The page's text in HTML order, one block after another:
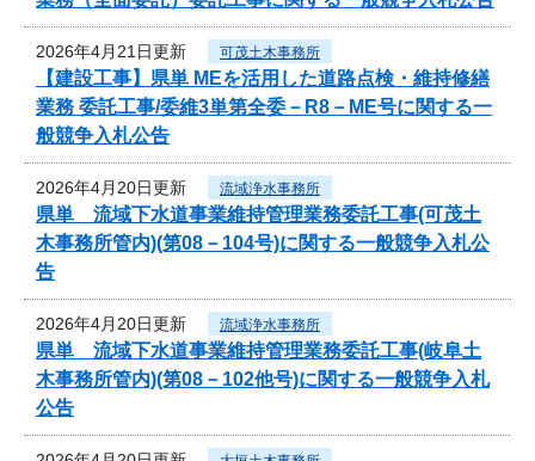
2026年4月21日更新 可茂土木事務所
【建設工事】県単 MEを活用した道路点検・維持修繕
業務 委託工事/委維3単第全委－R8－ME号に関する一
般競争入札公告
2026年4月20日更新 流域浄水事務所
県単 流域下水道事業維持管理業務委託工事(可茂土
木事務所管内)(第08－104号)に関する一般競争入札公
告
2026年4月20日更新 流域浄水事務所
県単 流域下水道事業維持管理業務委託工事(岐阜土
木事務所管内)(第08－102他号)に関する一般競争入札
公告